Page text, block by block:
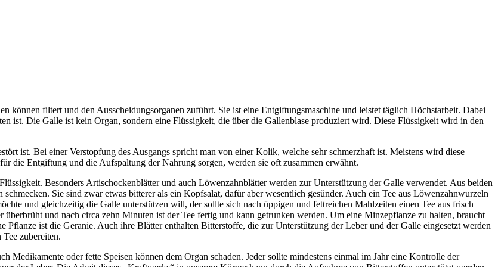
können filtert und den Ausscheidungsorganen zuführt. Sie ist eine Entgiftungsmaschine und leistet täglich Höchstarbeit. Dabei
ist. Die Galle ist kein Organ, sondern eine Flüssigkeit, die über die Gallenblase produziert wird. Diese Flüssigkeit wird in den
ist. Bei einer Verstopfung des Ausgangs spricht man von einer Kolik, welche sehr schmerzhaft ist. Meistens wird diese
die Entgiftung und die Aufspaltung der Nahrung sorgen, werden sie oft zusammen erwähnt.
Besonders Artischockenblätter und auch Löwenzahnblätter werden zur Unterstützung der Galle verwendet. Aus beiden
Sie sind zwar etwas bitterer als ein Kopfsalat, dafür aber wesentlich gesünder. Auch ein Tee aus Löwenzahnwurzeln
und gleichzeitig die Galle unterstützen will, der sollte sich nach üppigen und fettreichen Mahlzeiten einen Tee aus frisch
und nach circa zehn Minuten ist der Tee fertig und kann getrunken werden. Um eine Minzepflanze zu halten, braucht
Pflanze ist die Geranie. Auch ihre Blätter enthalten Bitterstoffe, die zur Unterstützung der Leber und der Galle eingesetzt werden
zubereiten.
oder fette Speisen können dem Organ schaden. Jeder sollte mindestens einmal im Jahr eine Kontrolle der